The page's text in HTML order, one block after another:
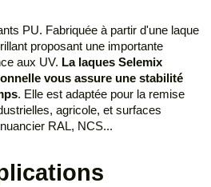
PU. Fabriquée à partir d'une laque
proposant une importante
aux UV. La laques Selemix
vous assure une stabilité
. Elle est adaptée pour la remise
agricole, et surfaces
RAL, NCS...